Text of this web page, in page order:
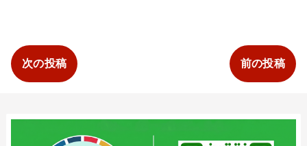
次の投稿 前の投稿